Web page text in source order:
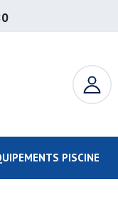
PISCINE